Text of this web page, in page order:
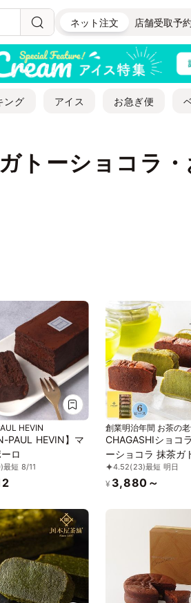
ネット注文 店舗受取予約
ング アイス お急ぎ便
トーショコラ・
HEVIN
PAUL HEVIN】マ
ロ
最短 8/11
創業明治年間 お茶の
屋
CHAGASHIショコ
ーショコラ 抹茶ガ
ョコラ 6個セットお
2026
4.52(23)最短 明日
¥ 3,880～